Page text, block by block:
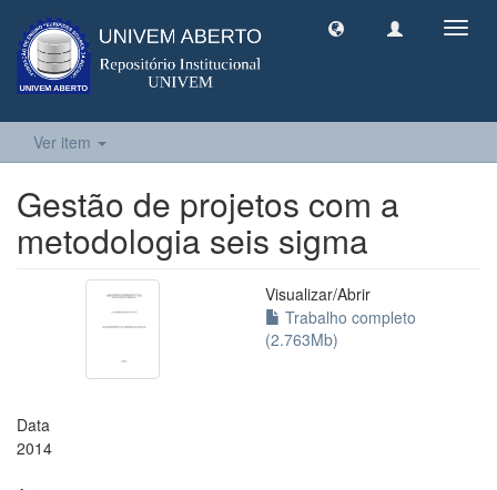
Ver item
Gestão de projetos com a
metodologia seis sigma
Visualizar/Abrir
Trabalho completo
(2.763Mb)
Data
2014